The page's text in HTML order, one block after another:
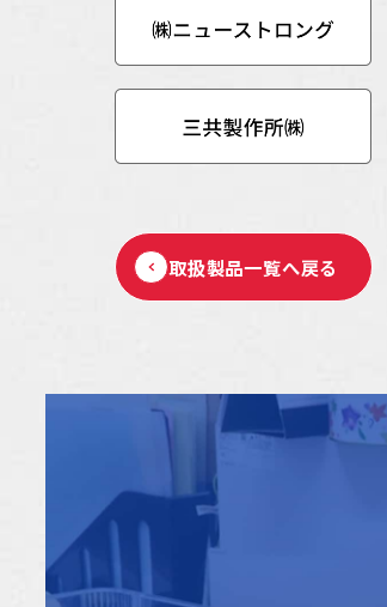
取扱製品一覧へ戻る